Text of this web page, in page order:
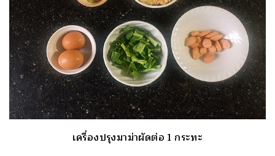
เครื่องปรุงมาม่าผัดต่อ 1 กระทะ